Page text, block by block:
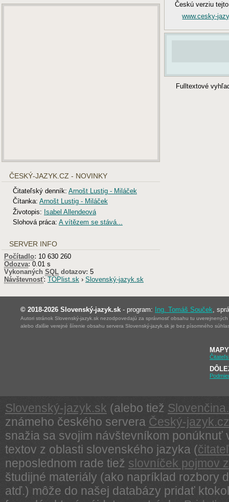
Českú verziu
www.cesky-
Fulltextové
ČESKÝ-JAZYK.CZ - NOVINKY
Čitateľský denník: Arnošt Lustig - Miláček
Čítanka: Arnošt Lustig - Miláček
Životopis: Isabel Allendeová
Slohová práca: A vítězem se stává...
SERVER INFO
Počítadlo: 10 630 260
Odozva: 0.01 s
Vykonaných SQL dotazov: 5
Návštevnosť: TOPlist.sk › Slovenský-jazyk.sk
© 2018-2026 Slovenský-jazyk.sk - program: Ing. Tomáš Souček ,
Autori stránok Slovenský-jazyk.sk nezodpovedajú za správnosť obsahu tu
alebo ďalšie verejné šírenie obsahu servera Slovenský-jazyk.sk je bez písomného
Slovenský-jazyk.sk (alebo tiež
známeho českého servera Český-jazyk.cz
snažia sa svojim návštevníkom ponúknuť
textov z oblasti slovenského jazyka (
neposlednom rade tiež slovníček pojmov
študijné materiály (ako napríklad rozbory
atď.) môže do našej databázy pridať